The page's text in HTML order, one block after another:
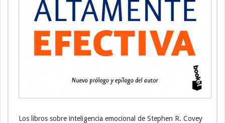
Los libros sobre inteligencia emocional de Stephen R. Covey